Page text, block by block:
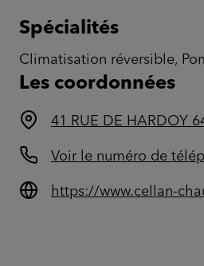
Spécialités
Climatisation réversible,
Les coordonnées
41 RUE DE HARDOY
Voir le numéro de
https://www.cellan-